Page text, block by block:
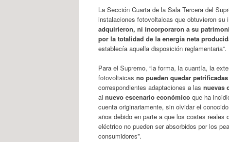
La Sección Cuarta de la Sala Tercera del
instalaciones fotovoltaicas que obtuvieron su
adquirieron, ni incorporaron a su
por la totalidad de la energía neta
establecía aquella disposición reglamentaria”.
Para el Supremo, “la forma, la cuantía, la
fotovoltaicas no pueden quedar
correspondientes adaptaciones a las nuevas
al nuevo escenario económico que ha
cuenta originariamente, sin olvidar el
años debido en parte a que los costes
eléctrico no pueden ser absorbidos por los
consumidores”.